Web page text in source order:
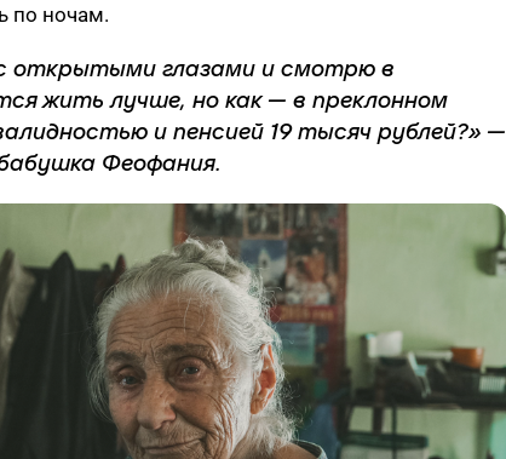
по ночам.
открытыми глазами и смотрю в
жить лучше, но как — в преклонном
и пенсией 19 тысяч рублей?» —
Феофания.